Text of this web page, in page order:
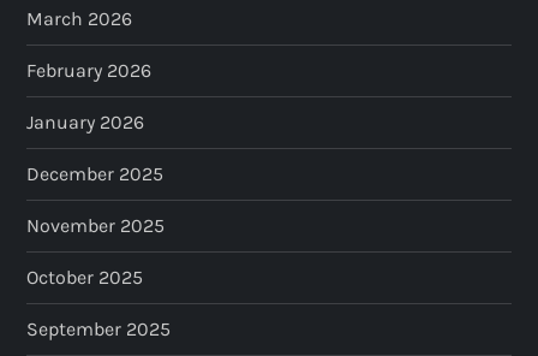
March 2026
February 2026
January 2026
December 2025
November 2025
October 2025
September 2025